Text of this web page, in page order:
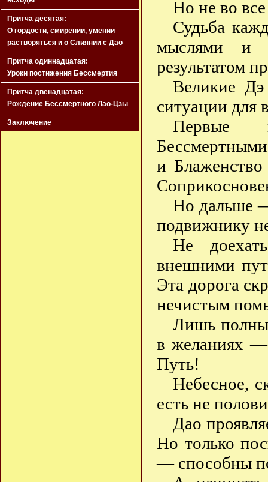
Притча десятая:
О гордости, смирении, умении
растворяться и о Слиянии с Дао
Притча одиннадцатая:
Уроки постижения Бессмертия
Притча двенадцатая:
Рождение Бессмертного Лао-Цзы
Заключение
Но не во
Судьба
мыслями и
результатом
Великие Дэ
ситуации для
Первые
и
Но дальше
подвижнику
Не
внешними
Эта дорога
нечистым
Лишь
в желаниях —
Путь!
Небесное,
есть не
Дао
Но только
— способны